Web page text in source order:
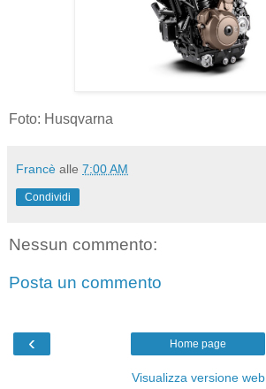
Foto: Husqvarna
Francè alle 7:00 AM
Condividi
Nessun commento:
Posta un commento
‹ Home page
Visualizza versione web